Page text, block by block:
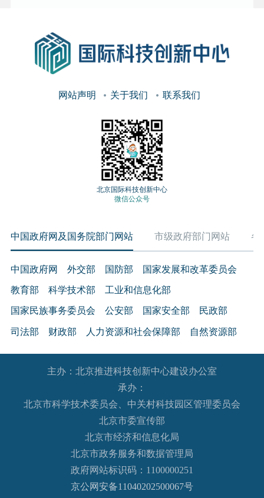
网站声明 关于我们 联系我们
北京国际科技创新中心
微信公众号
中国政府网及国务院部门网站 市级政府部门网站 各
中国政府网 外交部 国防部 国家发展和改革委员会
教育部 科学技术部 工业和信息化部
国家民族事务委员会 公安部 国家安全部 民政部
司法部 财政部 人力资源和社会保障部 自然资源部
生态环境部 住房和城乡建设部 交通运输部 水利部
农业农村部 商务部 文化和旅游部
退役军人事务部
国家语言文字工作委员会
国家航天局 国家原子能机构
国家核安全局
国务院国有资产监督管理委员会
主办：北京推进科技创新中心建设办公室
承办：
北京市科学技术委员会、中关村科技园区管理委员会
北京市委宣传部
北京市经济和信息化局
北京市政务服务和数据管理局
政府网站标识码：1100000251
京公网安备11040202500067号